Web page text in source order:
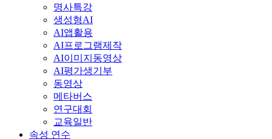
명사특강
생성형AI
AI앱활용
AI프로그램제작
AI이미지동영상
AI평가생기부
동영상
메타버스
연구대회
교육일반
속성 연수